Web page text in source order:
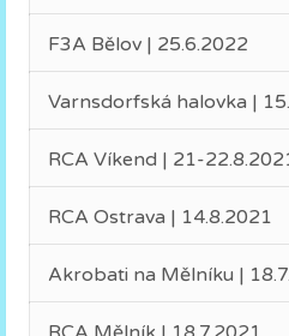
F3A Bělov | 25.6.2022
Varnsdorfská halovka |
RCA Víkend | 21-
RCA Ostrava | 14.8.2021
Akrobati na Mělníku |